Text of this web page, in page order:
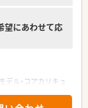
経験と高度なノウハ
望にあわせて応
デル・コアカリキュ